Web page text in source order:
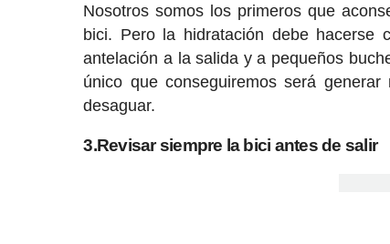
Nosotros somos los primeros que
bici. Pero la hidratación debe
antelación a la salida y a pequeños
único que conseguiremos será
desaguar.
3.Revisar siempre la bici antes de salir